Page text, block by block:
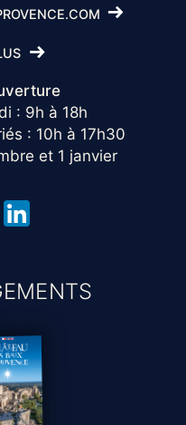
: 9h à 18h
: 10h à 17h30
et 1 janvier